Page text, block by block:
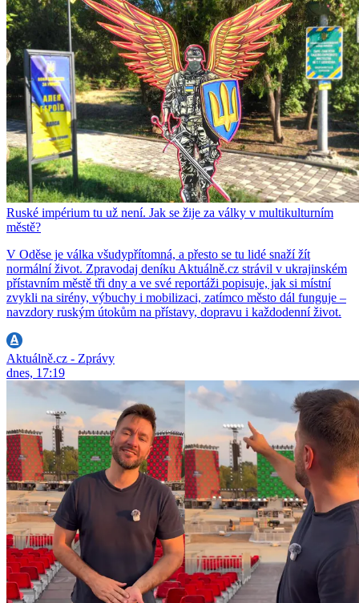
Ruské impérium tu už není. Jak se žije za války v multikulturním
městě?
V Oděse je válka všudypřítomná, a přesto se tu lidé snaží žít
normální život. Zpravodaj deníku Aktuálně.cz strávil v ukrajinském
přístavním městě tři dny a ve své reportáži popisuje, jak si místní
zvykli na sirény, výbuchy i mobilizaci, zatímco město dál funguje –
navzdory ruským útokům na přístavy, dopravu i každodenní život.
Aktuálně.cz - Zprávy
dnes, 17:19